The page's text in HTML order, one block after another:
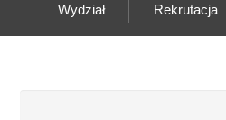
Wydział Rekrutacja